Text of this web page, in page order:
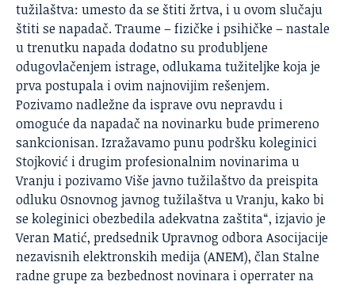
tužilaštva: umesto da se štiti žrtva, i u ovom slučaju
štiti se napadač. Traume – fizičke i psihičke – nastale
u trenutku napada dodatno su produbljene
odugovlačenjem istrage, odlukama tužiteljke koja je
prva postupala i ovim najnovijim rešenjem.
Pozivamo nadležne da isprave ovu nepravdu i
omoguće da napadač na novinarku bude primereno
sankcionisan. Izražavamo punu podršku koleginici
Stojković i drugim profesionalnim novinarima u
Vranju i pozivamo Više javno tužilaštvo da preispita
odluku Osnovnog javnog tužilaštva u Vranju, kako bi
se koleginici obezbedila adekvatna zaštita“, izjavio je
Veran Matić, predsednik Upravnog odbora Asocijacije
nezavisnih elektronskih medija (ANEM), član Stalne
radne grupe za bezbednost novinara i operrater na